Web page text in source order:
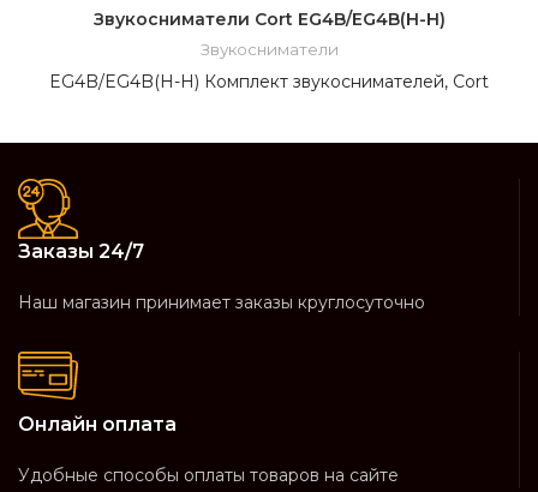
Звукосниматели Cort EG4B/EG4B(H-H)
Звукосниматели
EG4B/EG4B(H-H) Комплект звукоснимателей, Cort
Заказы 24/7
Наш магазин принимает заказы круглосуточно
Онлайн оплата
Удобные способы оплаты товаров на сайте